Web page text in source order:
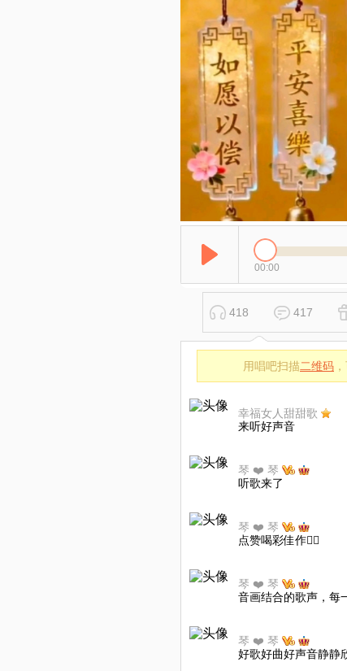
00:00
418 417
用唱吧扫描二维码
幸福女人甜甜歌
来听好声音
琴 ❤️ 琴
听歌来了
琴 ❤️ 琴
点赞喝彩佳作👍🏻
琴 ❤️ 琴
音画结合的歌声，每
琴 ❤️ 琴
好歌好曲好声音静静